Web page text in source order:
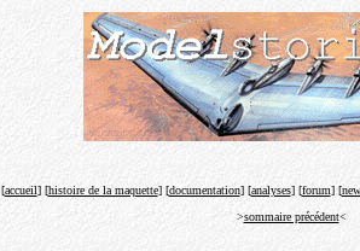
[accueil] [histoire de la maquette] [documentation] [analyses] [forum] [
>sommaire précédent<